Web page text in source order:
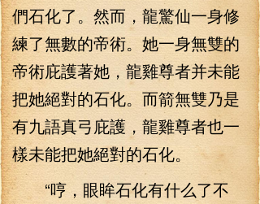
們石化了。然而，龍驚仙一身修
練了無數的帝術。她一身無雙的
帝術庇護著她，龍雞尊者并未能
把她絕對的石化。而箭無雙乃是
有九語真弓庇護，龍雞尊者也一
樣未能把她絕對的石化。
“哼，眼眸石化有什么了不